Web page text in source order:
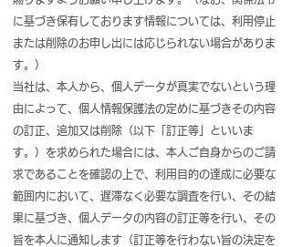
に基づき保有しております情報については、利用停止
または削除のお申し出には応じられない場合がありま
す。）
当社は、本人から、個人データが真実でないという理
由によって、個人情報保護法の定めに基づきその内容
の訂正、追加又は削除（以下「訂正等」といいま
す。）を求められた場合には、本人ご自身からのご請
求であることを確認の上で、利用目的の達成に必要な
範囲内において、遅滞なく必要な調査を行い、その結
果に基づき、個人データの内容の訂正等を行い、その
旨を本人に通知します（訂正等を行わない旨の決定を